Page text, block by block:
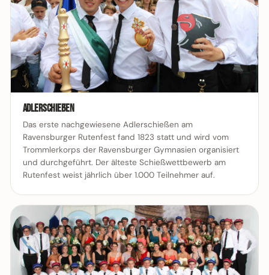
Adlerschießen
Das erste nachgewiesene Adlerschießen am
Ravensburger Rutenfest fand 1823 statt und wird vom
Trommlerkorps der Ravensburger Gymnasien organisiert
und durchgeführt. Der älteste Schießwettbewerb am
Rutenfest weist jährlich über 1.000 Teilnehmer auf.